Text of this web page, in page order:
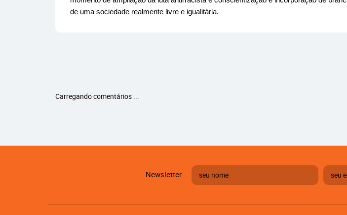
de uma sociedade realmente livre e igualitária.
Carregando comentários ...
Newsletter